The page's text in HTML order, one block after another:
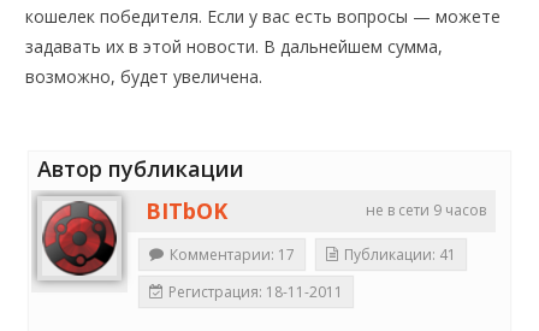
кошелек победителя. Если у вас есть вопросы — можете
задавать их в этой новости. В дальнейшем сумма,
возможно, будет увеличена.
Автор публикации
не в сети 9 часов
BITbOK
Комментарии: 17
Публикации: 41
Регистрация: 18-11-2011